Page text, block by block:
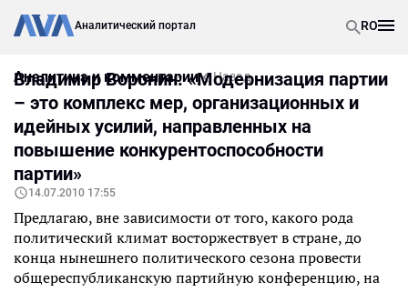
Аналитический портал RO
Аналитика и комментарии Назад
Владимир Воронин: «Модернизация партии
– это комплекс мер, организационных и
идейных усилий, направленных на
повышение конкурентоспособности
партии»
14.07.2010 17:55
Предлагаю, вне зависимости от того, какого рода
политический климат восторжествует в стране, до
конца нынешнего политического сезона провести
общереспубликанскую партийную конференцию, на